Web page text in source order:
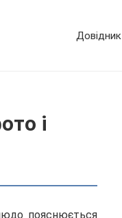
Довідник
і
пояснюється